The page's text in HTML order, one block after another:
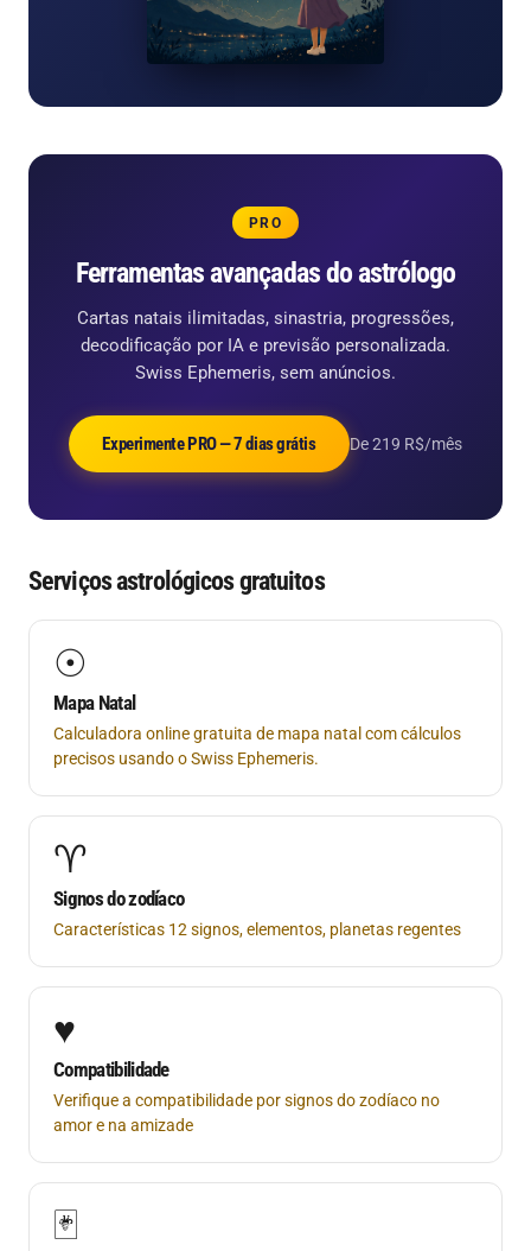
PRO
Ferramentas avançadas do astrólogo
Cartas natais ilimitadas, sinastria, progressões,
decodificação por IA e previsão personalizada.
Swiss Ephemeris, sem anúncios.
Experimente PRO — 7 dias grátis De 219 R$/mês
Serviços astrológicos gratuitos
☉
Mapa Natal
Calculadora online gratuita de mapa natal com cálculos
precisos usando o Swiss Ephemeris.
♈
Signos do zodíaco
Características 12 signos, elementos, planetas regentes
♥
Compatibilidade
Verifique a compatibilidade por signos do zodíaco no
amor e na amizade
🃏